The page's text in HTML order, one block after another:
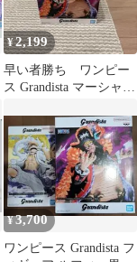
¥2,199
早い者勝ち ワンピー
ス Grandista マーシャ
ギュア
¥3,700
ワンピース Grandista フ